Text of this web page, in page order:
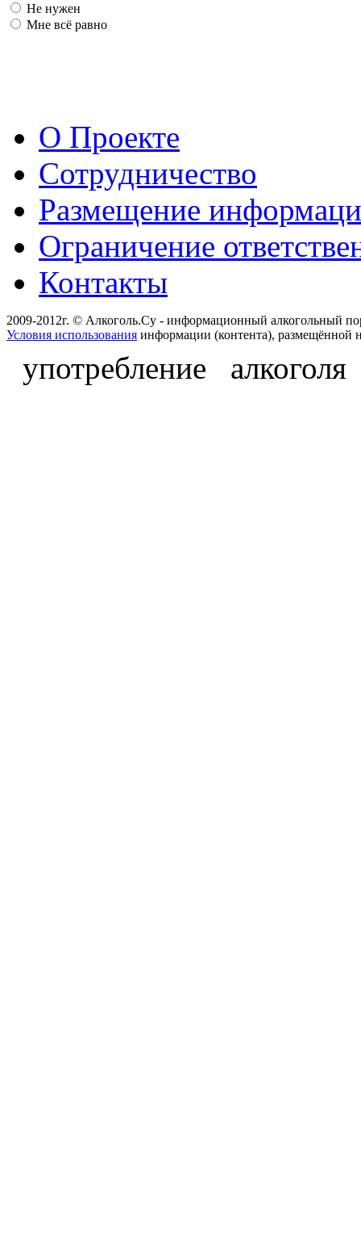
Не нужен
Мне всё равно
О Проекте
Сотрудничество
Размещение
Ограничение
Контакты
2009-2012г. © Алкоголь.Су - информационный алкогольный
Условия использования информации (контента), размещённой
употребление